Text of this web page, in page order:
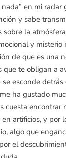
en mi radar
y sabe
sobre la
y
de que es una
que te obligan a
esconde
ha gustado
cuesta encontrar
artificios, y por
algo que
el